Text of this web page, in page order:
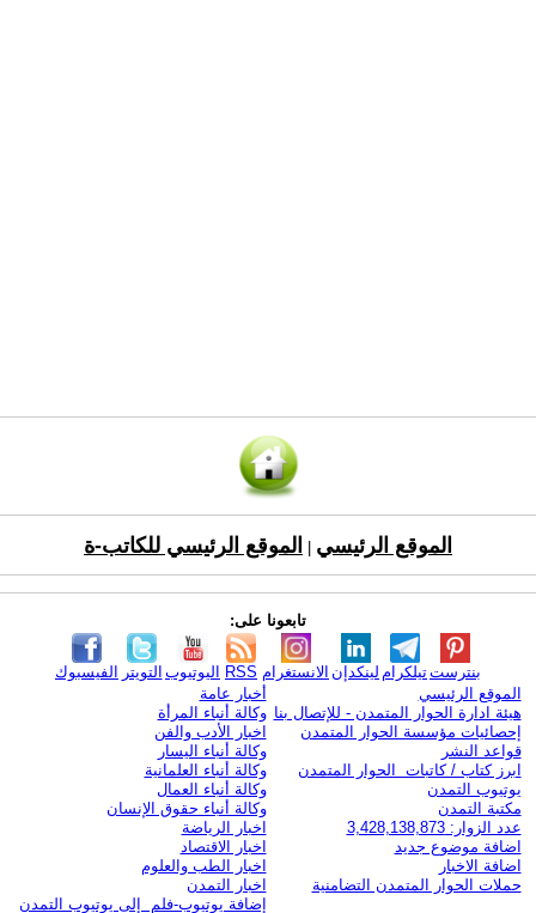
الموقع الرئيسي الموقع الرئيسي للكاتب-ة
تابعونا على:
الفيسبوك التويتر اليوتيوب RSS الانستغرام لينكدإن تيلكرامبنترست
الموقع الرئيسي
هيئة ادارة الحوار المتمدن - للإتصال بنا
إحصائيات مؤسسة الحوار المتمدن
قواعد النشر
ابرز كتاب / كاتبات الحوار المتمدن
يوتيوب التمدن
مكتبة التمدن
عدد الزوار: 3,428,138,873
اضافة موضوع جديد
اضافة الاخبار
حملات الحوار المتمدن التضامنية
أخبار عامة
وكالة أنباء المرأة
اخبار الأدب والفن
وكالة أنباء اليسار
وكالة أنباء العلمانية
وكالة أنباء العمال
وكالة أنباء حقوق الإنسان
اخبار الرياضة
اخبار الاقتصاد
اخبار الطب والعلوم
اخبار التمدن
إضافة يوتيوب-فلم إلى يوتيوب التمدن